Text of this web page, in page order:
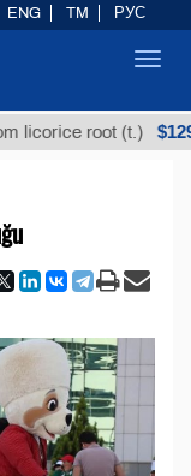
root (t.) $12935,18
ENG TM РУС